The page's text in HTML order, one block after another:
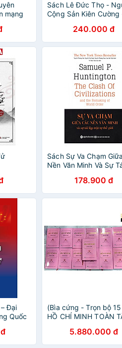
mạng
Sách Lê Đức Thọ -
Cộng Sản Kiên Cường
240.000 đ
Sách Sự Va Chạm
Nền Văn Minh Và Sự
178.900 đ
Đại
Quốc
(Bìa cứng - Trọn bộ
HỒ CHÍ MINH TOÀN
Quốc gia5.880.000 đ